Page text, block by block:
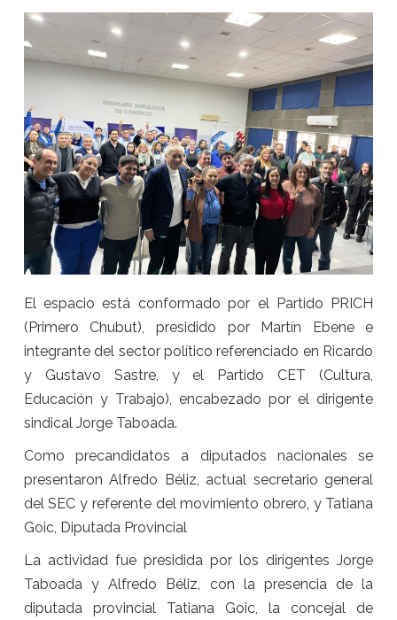
El espacio está conformado por el Partido PRICH
(Primero Chubut), presidido por Martín Ebene e
integrante del sector político referenciado en Ricardo
y Gustavo Sastre, y el Partido CET (Cultura,
Educación y Trabajo), encabezado por el dirigente
sindical Jorge Taboada.
Como precandidatos a diputados nacionales se
presentaron Alfredo Béliz, actual secretario general
del SEC y referente del movimiento obrero, y Tatiana
Goic, Diputada Provincial
La actividad fue presidida por los dirigentes Jorge
Taboada y Alfredo Béliz, con la presencia de la
diputada provincial Tatiana Goic, la concejal de